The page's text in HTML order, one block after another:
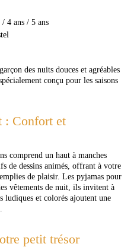
4 ans / 5 ans
des nuits douces et agréables
conçu pour les saisons
: Confort et
comprend un haut à manches
de dessins animés, offrant à votre
de plaisir. Les pyjamas pour
vêtements de nuit, ils invitent à
et colorés ajoutent une
petit trésor